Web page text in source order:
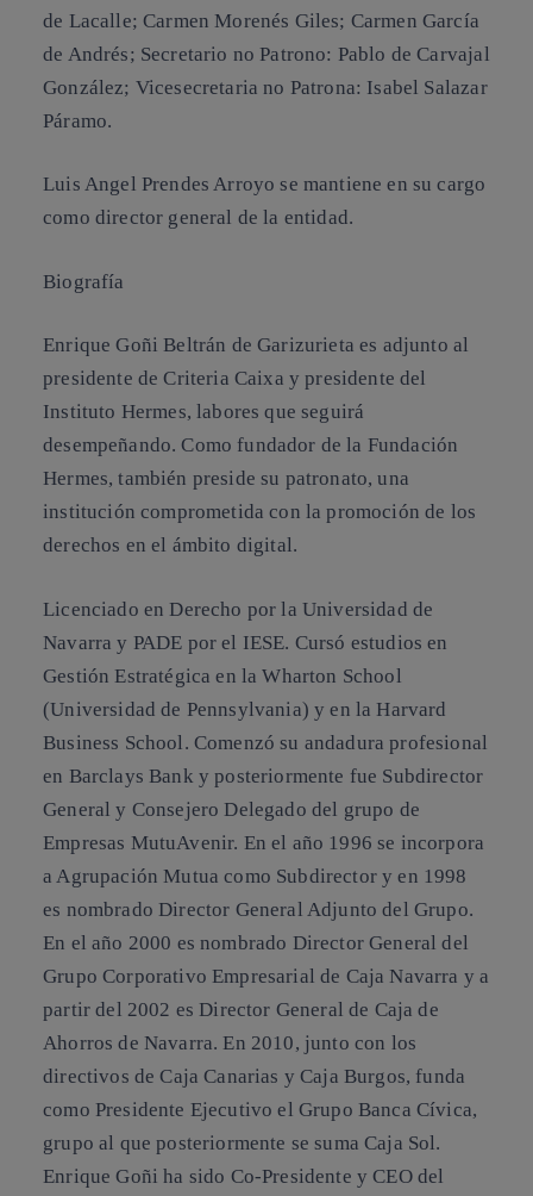
de Lacalle; Carmen Morenés Giles; Carmen García
de Andrés; Secretario no Patrono: Pablo de Carvajal
González; Vicesecretaria no Patrona: Isabel Salazar
Páramo.
Luis Angel Prendes Arroyo se mantiene en su cargo
como director general de la entidad.
Biografía
Enrique Goñi Beltrán de Garizurieta es adjunto al
presidente de Criteria Caixa y presidente del
Instituto Hermes, labores que seguirá
desempeñando. Como fundador de la Fundación
Hermes, también preside su patronato, una
institución comprometida con la promoción de los
derechos en el ámbito digital.
Licenciado en Derecho por la Universidad de
Navarra y PADE por el IESE. Cursó estudios en
Gestión Estratégica en la Wharton School
(Universidad de Pennsylvania) y en la Harvard
Business School. Comenzó su andadura profesional
en Barclays Bank y posteriormente fue Subdirector
General y Consejero Delegado del grupo de
Empresas MutuAvenir. En el año 1996 se incorpora
a Agrupación Mutua como Subdirector y en 1998
es nombrado Director General Adjunto del Grupo.
En el año 2000 es nombrado Director General del
Grupo Corporativo Empresarial de Caja Navarra y a
partir del 2002 es Director General de Caja de
Ahorros de Navarra. En 2010, junto con los
directivos de Caja Canarias y Caja Burgos, funda
como Presidente Ejecutivo el Grupo Banca Cívica,
grupo al que posteriormente se suma Caja Sol.
Enrique Goñi ha sido Co-Presidente y CEO del